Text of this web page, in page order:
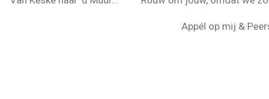
Appél op mij &